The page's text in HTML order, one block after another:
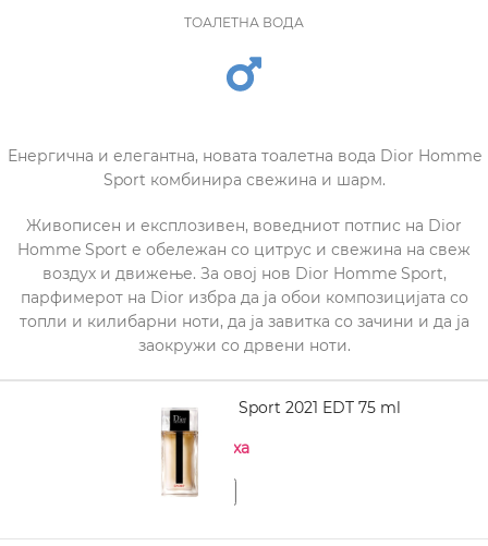
ТОАЛЕТНА ВОДА
Енергична и елегантна, новата тоалетна вода Dior Homme
Sport комбинира свежина и шарм.
Живописен и експлозивен, воведниот потпис на Dior
Homme Sport е обележан со цитрус и свежина на свеж
воздух и движење. За овој нов Dior Homme Sport,
парфимерот на Dior избра да ја обои композицијата со
топли и килибарни ноти, да ја завитка со зачини и да ја
заокружи со дрвени ноти.
DIOR Homme Sport 2021 EDT 75 ml
Нема на залиха